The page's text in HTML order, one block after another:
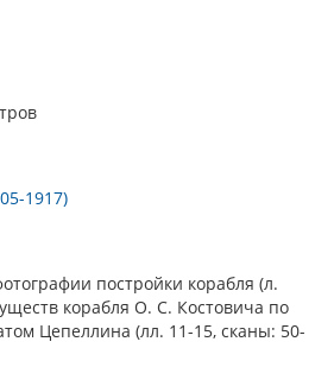
1917)
постройки корабля (л.
корабля О. С. Костовича по
Цепеллина (лл. 11-15, сканы: 50-